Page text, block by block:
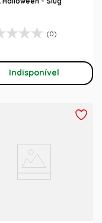
(0)
Indisponível